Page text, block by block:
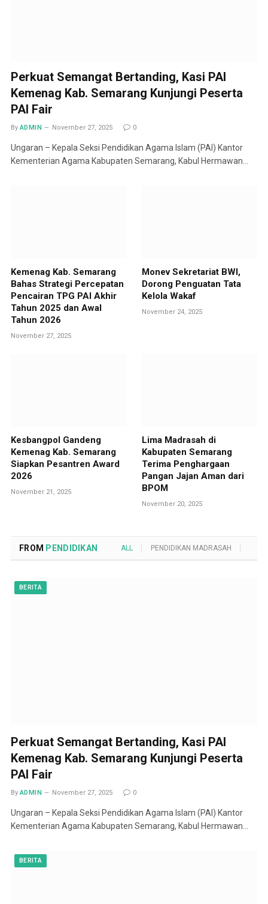
Perkuat Semangat Bertanding, Kasi PAI
Kemenag Kab. Semarang Kunjungi Peserta
PAI Fair
By ADMIN November 27, 2025 0
Ungaran – Kepala Seksi Pendidikan Agama Islam (PAI) Kantor
Kementerian Agama Kabupaten Semarang, Kabul Hermawan…
Kemenag Kab. Semarang
Bahas Strategi Percepatan
Pencairan TPG PAI Akhir
Tahun 2025 dan Awal
Tahun 2026
November 27, 2025
Monev Sekretariat BWI,
Dorong Penguatan Tata
Kelola Wakaf
November 24, 2025
Kesbangpol Gandeng
Kemenag Kab. Semarang
Siapkan Pesantren Award
2026
November 21, 2025
Lima Madrasah di
Kabupaten Semarang
Terima Penghargaan
Pangan Jajan Aman dari
BPOM
November 20, 2025
FROM PENDIDIKAN ALL PENDIDIKAN MADRASAH
BERITA
Perkuat Semangat Bertanding, Kasi PAI
Kemenag Kab. Semarang Kunjungi Peserta
PAI Fair
By ADMIN November 27, 2025 0
Ungaran – Kepala Seksi Pendidikan Agama Islam (PAI) Kantor
Kementerian Agama Kabupaten Semarang, Kabul Hermawan…
BERITA